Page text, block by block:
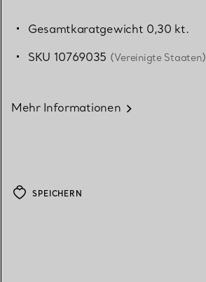
Gesamtkaratgewicht 0,30 kt.
SKU 10769035 (Vereinigte Staaten)
Mehr Informationen
SPEICHERN